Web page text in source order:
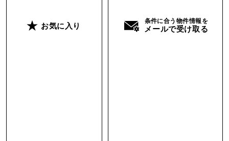
お気に入り
条件に合う物件情報を
メールで受け取る